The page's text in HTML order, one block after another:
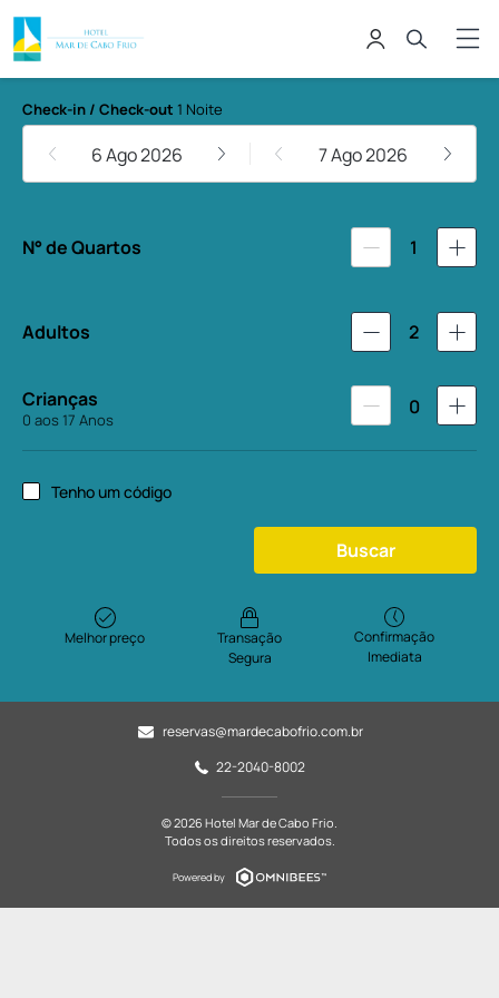
Hotel Mar de Cabo Frio
Check-in / Check-out 1 Noite
6 Ago 2026 7 Ago 2026
N° de Quartos 1
Adultos 2
Crianças
0 aos 17 Anos
0
Tenho um código
Buscar
Melhor preço
Transação
Segura
Confirmação
Imediata
reservas@mardecabofrio.com.br
22-2040-8002
© 2026 Hotel Mar de Cabo Frio.
Todos os direitos reservados.
Powered by